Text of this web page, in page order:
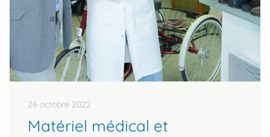
26 octobre 2022
Matériel médical et